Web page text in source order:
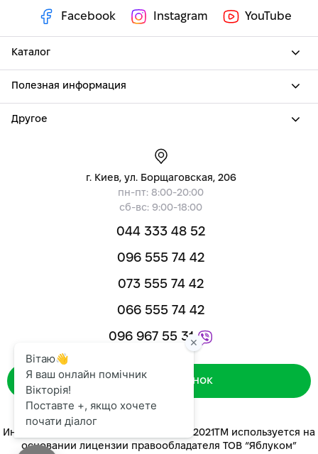
Facebook Instagram YouTube
Каталог
Полезная информация
Другое
г. Киев, ул. Борщаговская, 206
пн-пт: 8:00-20:00
сб-вс: 9:00-18:00
044 333 48 52
096 555 74 42
073 555 74 42
066 555 74 42
096 967 55 31
Зворотний дзвінок
Интернет-магазин «ЯБЛУКОМ™» 2014-2021ТМ используется на
основании лицензии правообладателя ТОВ “Яблуком”